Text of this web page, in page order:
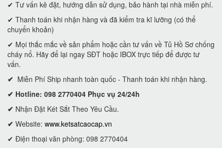
✔ Tư vấn kê đặt, hướng dẫn sử dụng, bảo hành tại nhà miễn phí.
✔ Thanh toán khi nhận hàng và đã kiểm tra kĩ lưỡng (có thể
chuyển khoản)
✔ Mọi thắc mắc về sản phẩm hoặc cần tư vấn về Tủ Hồ Sơ chống
cháy nổ. Hãy để lại ngay SĐT hoặc IBOX trực tiếp để được tư
vấn.
✔ Miễn Phí Ship nhanh toàn quốc - Thanh toán khi nhận hàng.
✔ Hotline: 098 2770404 Phục vụ 24/24h
✔ Nhận Đặt Két Sắt Theo Yêu Cầu.
✔ Website: www.ketsatcaocap.vn
✔ Điện thoại văn phòng: 098 2770404